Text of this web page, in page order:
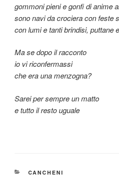
gommoni pieni e gonfi di anime
sono navi da crociera con feste
con lumi e tanti brindisi, puttane
Ma se dopo il racconto
io vi riconfermassi
che era una menzogna?
Sarei per sempre un matto
e tutto il resto uguale
CATEGORIE
CANCHENI